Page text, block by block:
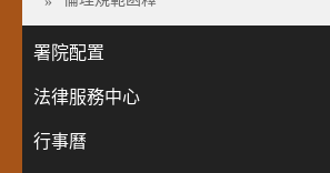
署院配置
法律服務中心
行事曆